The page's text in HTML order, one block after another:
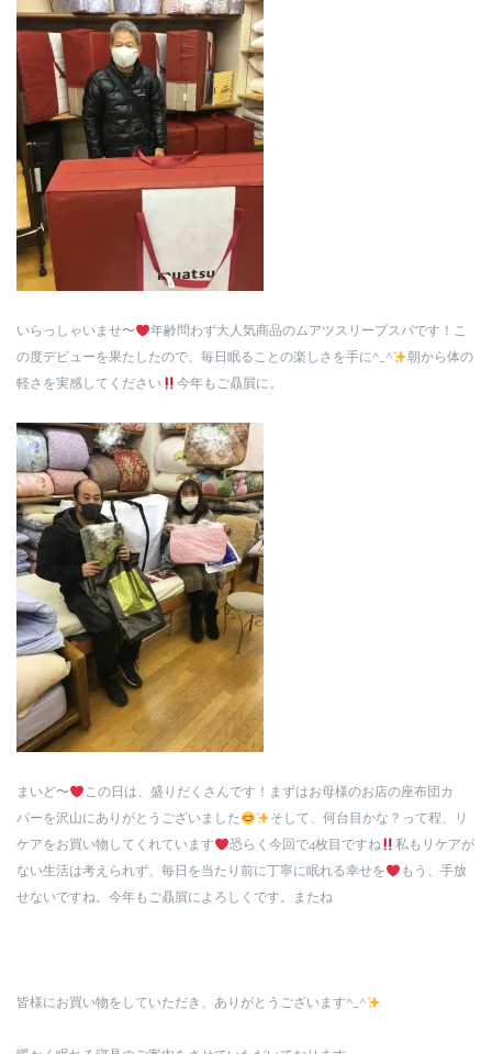
いらっしゃいませ〜
年齢問わず大人気商品のムアツスリープスパです！こ
の度デビューを果たしたので、毎日眠ることの楽しさを手に^_^
朝から体の
軽さを実感してください
今年もご贔屓に。
まいど〜
この日は、盛りだくさんです！まずはお母様のお店の座布団カ
バーを沢山にありがとうございました
そして、何台目かな？って程、リ
ケアをお買い物してくれています
恐らく今回で4枚目ですね
私もリケアが
ない生活は考えられず、毎日を当たり前に丁寧に眠れる幸せを
もう、手放
せないですね。今年もご贔屓によろしくです。またね
皆様にお買い物をしていただき、ありがとうございます^_^